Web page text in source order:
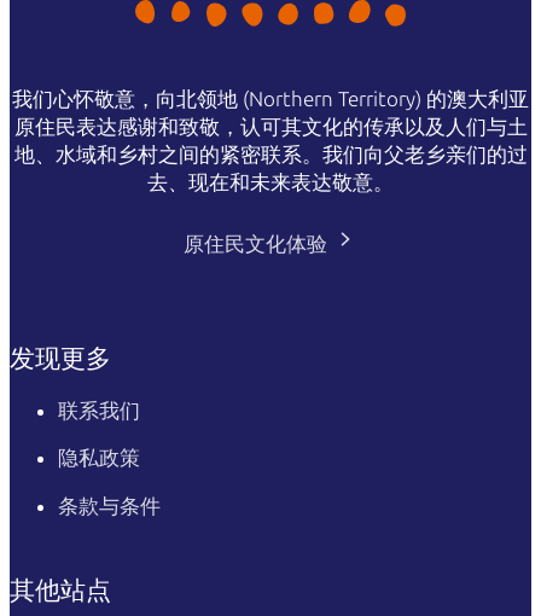
我们心怀敬意，向北领地 (Northern Territory) 的澳大利亚
原住民表达感谢和致敬，认可其文化的传承以及人们与土
地、水域和乡村之间的紧密联系。我们向父老乡亲们的过
去、现在和未来表达敬意。
原住民文化体验
发现更多
联系我们
隐私政策
条款与条件
其他站点